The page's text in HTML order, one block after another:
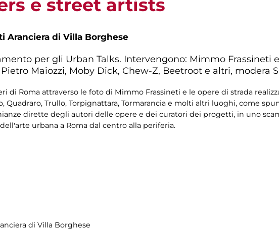
e street artists
Aranciera di Villa Borghese
per gli Urban Talks. Intervengono: Mimmo Frassineti
Maiozzi, Moby Dick, Chew-Z, Beetroot e altri, modera
di Roma attraverso le foto di Mimmo Frassineti e le opere di strada
Quadraro, Trullo, Torpignattara, Tormarancia e molti altri luoghi, come
dirette degli autori delle opere e dei curatori dei progetti, in uno
urbana a Roma dal centro alla periferia.
di Villa Borghese